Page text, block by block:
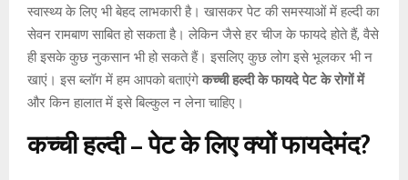
स्वास्थ्य के लिए भी बेहद लाभकारी है। खासकर पेट की समस्याओं में हल्दी का
सेवन रामबाण साबित हो सकता है। लेकिन जैसे हर चीज के फायदे होते हैं, वैसे
ही इसके कुछ नुकसान भी हो सकते हैं। इसलिए कुछ लोग इसे भूलकर भी न
खाएं। इस ब्लॉग में हम आपको बताएंगे कच्ची हल्दी के फायदे पेट के रोगों में
और किन हालात में इसे बिल्कुल न लेना चाहिए।
कच्ची हल्दी – पेट के लिए क्यों फायदेमंद?